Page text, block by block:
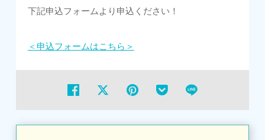
下記申込フォームより申込ください！
＜申込フォームはこちら＞